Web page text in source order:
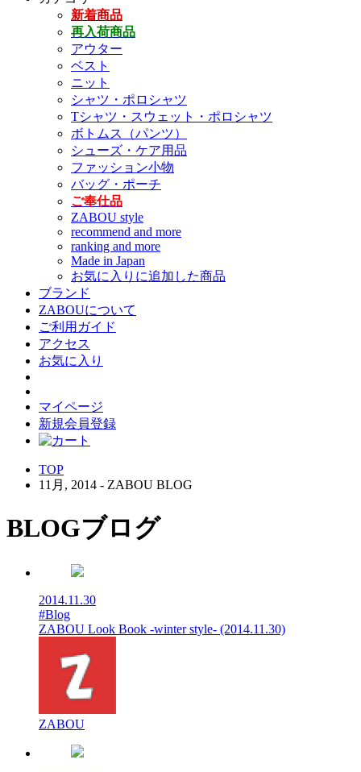
新着商品
再入荷商品
アウター
ベスト
ニット
シャツ・ポロシャツ
Tシャツ・スウェット・ポロシャツ
ボトムス（パンツ）
シューズ・ケア用品
ファッション小物
バッグ・ポーチ
ご奉仕品
ZABOU style
recommend and more
ranking and more
Made in Japan
お気に入りに追加した商品
ブランド
ZABOUについて
ご利用ガイド
アクセス
お気に入り
マイページ
新規会員登録
TOP
11月, 2014 - ZABOU BLOG
BLOGブログ
2014.11.30
#Blog
ZABOU Look Book -winter style- (2014.11.30)
ZABOU